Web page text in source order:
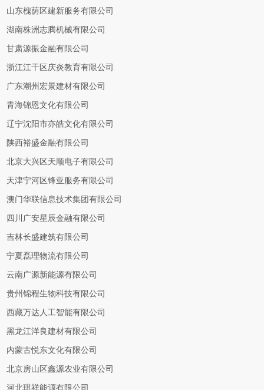
山东槐荫区建新服务有限公司
湖南株洲志腾机械有限公司
甘肃源振金融有限公司
浙江江干区庆炎教育有限公司
广东潮州宏景建材有限公司
青海锦恩文化有限公司
辽宁沈阳市亦皓文化有限公司
陕西裕盛金融有限公司
北京大兴区天顺电子有限公司
天津宁河区锋亚服务有限公司
澳门华联信息技术集团有限公司
四川广安星辰金融有限公司
吉林长盛建筑有限公司
宁夏磊理物流有限公司
云南广源新能源有限公司
贵州锦程生物科技有限公司
西藏万达人工智能有限公司
黑龙江洋良建材有限公司
内蒙古悦东文化有限公司
北京房山区鑫源农业有限公司
河北琪祥能源有限公司